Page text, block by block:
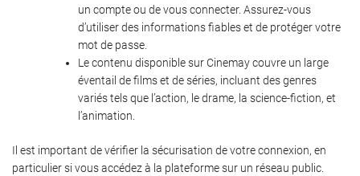
un compte ou de vous connecter. Assurez-vous
d’utiliser des informations fiables et de protéger votre
mot de passe.
Le contenu disponible sur Cinemay couvre un large
éventail de films et de séries, incluant des genres
variés tels que l’action, le drame, la science-fiction, et
l’animation.
Il est important de vérifier la sécurisation de votre connexion, en
particulier si vous accédez à la plateforme sur un réseau public.